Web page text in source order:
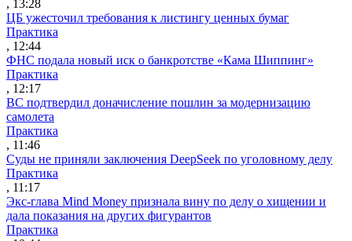
, 13:28
ЦБ ужесточил требования к листингу ценных бумаг
Практика
, 12:44
ФНС подала новый иск о банкротстве «Кама Шиппинг»
Практика
, 12:17
ВС подтвердил доначисление пошлин за модернизацию
самолета
Практика
, 11:46
Суды не приняли заключения DeepSeek по уголовному делу
Практика
, 11:17
Экс-глава Mind Money признала вину по делу о хищении и
дала показания на других фигурантов
Практика